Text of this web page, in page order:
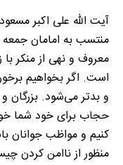
آیت الله علی اکبر
منتسب به امامان جمعه
معروف و نهی از منکر
است. اگر بخواهیم
و بدتر می‌شود. بزرگان
حجاب برای خود شما
کنیم و مواظب جوانان
منظور از ناامن کردن